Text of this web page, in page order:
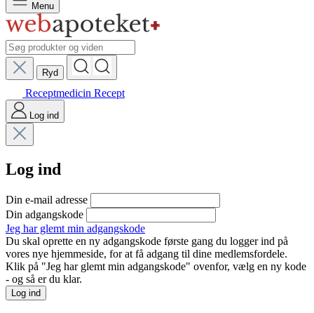
Menu
Ryd
Receptmedicin Recept
Log ind
Log ind
Din e-mail adresse
Din adgangskode
Jeg har glemt min adgangskode
Du skal oprette en ny adgangskode første gang du logger ind på
vores nye hjemmeside, for at få adgang til dine medlemsfordele.
Klik på "Jeg har glemt min adgangskode" ovenfor, vælg en ny kode
- og så er du klar.
Log ind